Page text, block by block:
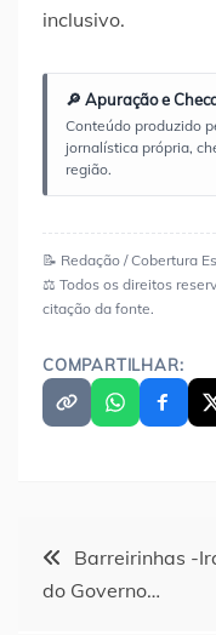
inclusivo.
🔎 Apuração e
Conteúdo produzido
jornalística própria,
região.
📝 Redação / Cobertura
⚖️ Todos os direitos
citação da fonte.
COMPARTILHAR:
Navegação
Barreirinhas -
do Governo…